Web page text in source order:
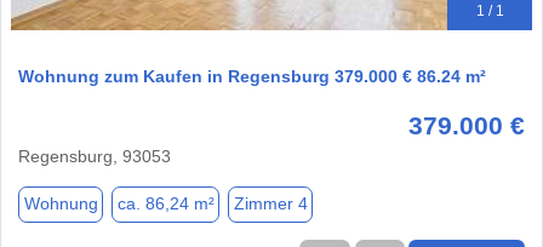
1 / 1
Wohnung zum Kaufen in Regensburg 379.000 € 86.24 m²
379.000 €
Regensburg, 93053
Wohnung ca. 86,24 m² Zimmer 4